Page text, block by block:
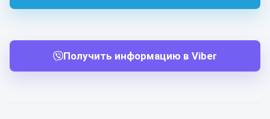
Получить информацию в Viber